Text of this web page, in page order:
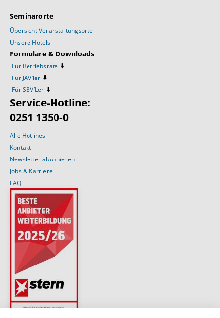
Seminarorte
Übersicht Veranstaltungsorte
Unsere Hotels
Formulare & Downloads
Für Betriebsräte ⬇️
Für JAV’ler ⬇️
Für SBV’Ler ⬇️
Service-Hotline:
0251 1350-0
Alle Hotlines
Kontakt
Newsletter abonnieren
Jobs & Karriere
FAQ